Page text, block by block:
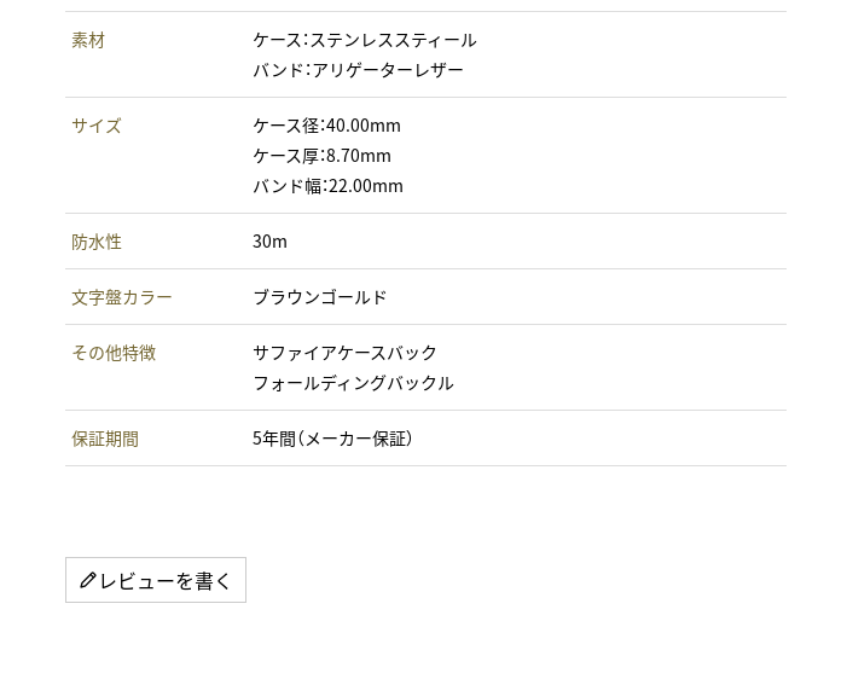
素材
ケース：ステンレススティール
バンド：アリゲーターレザー
サイズ
ケース径：40.00mm
ケース厚：8.70mm
バンド幅：22.00mm
防水性 30m
文字盤カラー ブラウンゴールド
その他特徴
サファイアケースバック
フォールディングバックル
保証期間 5年間（メーカー保証）
レビューを書く